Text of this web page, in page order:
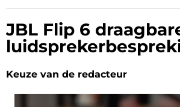
JBL Flip 6
Keuze van de redacteur